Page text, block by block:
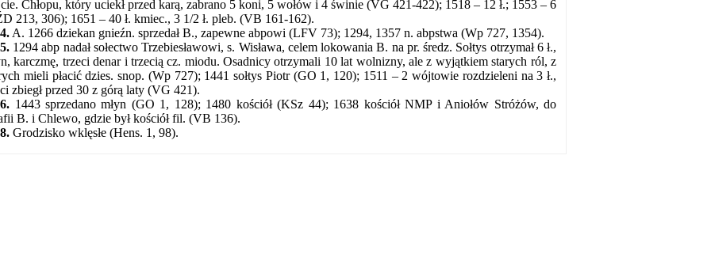
Chłopu, który uciekł przed karą, zabrano 5 koni, 5 wołów i 4 świnie (VG 421-422); 1518 – 12 ł.; 1553 – 6
213, 306); 1651 – 40 ł. kmiec., 3 1/2 ł. pleb. (VB 161-162).
4. A. 1266 dziekan gnieźn. sprzedał B., zapewne abpowi (LFV 73); 1294, 1357 n. abpstwa (Wp 727, 1354).
5. 1294 abp nadał sołectwo Trzebiesławowi, s. Wisława, celem lokowania B. na pr. średz. Sołtys otrzymał 6 ł.,
karczmę, trzeci denar i trzecią cz. miodu. Osadnicy otrzymali 10 lat wolnizny, ale z wyjątkiem starych ról, z
mieli płacić dzies. snop. (Wp 727); 1441 sołtys Piotr (GO 1, 120); 1511 – 2 wójtowie rozdzieleni na 3 ł.,
zbiegł przed 30 z górą laty (VG 421).
6. 1443 sprzedano młyn (GO 1, 128); 1480 kościół (KSz 44); 1638 kościół NMP i Aniołów Stróżów, do
B. i Chlewo, gdzie był kościół fil. (VB 136).
8. Grodzisko wklęsłe (Hens. 1, 98).